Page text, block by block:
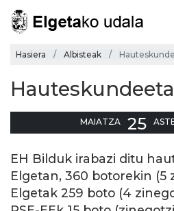
Hasiera Albisteak
MAIATZA 25
EH Bilduk irabazi ditu
Elgetan, 360 botorekin (5
Elgetak 259 boto (4